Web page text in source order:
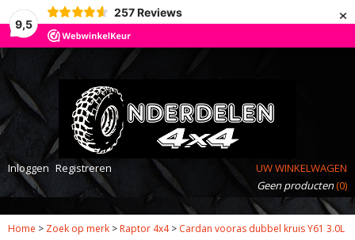
9,5
257 Reviews ×
Inloggen Registreren
UW WINKELWAGEN
Geen producten(0)
Home > Zoek op merk > Raptor 4x4> Cardan vooras dubbel kruis Y61 3.0L